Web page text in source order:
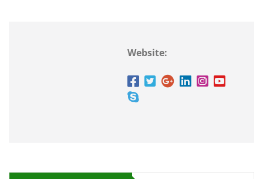
Website: